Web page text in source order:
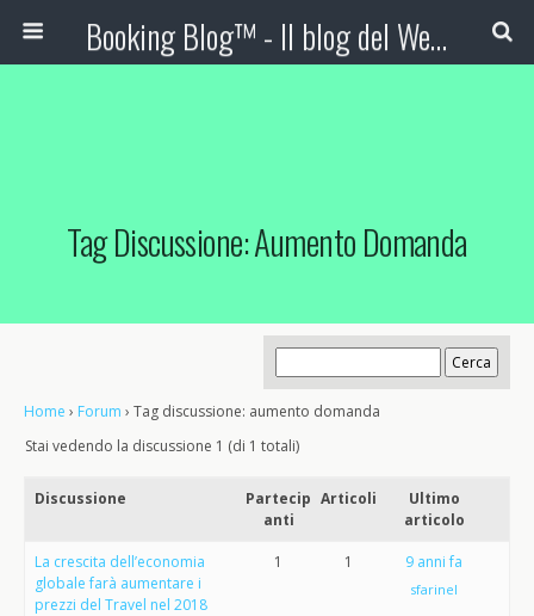
Booking Blog™ - Il blog del Web Marketing Turistico
Tag Discussione: Aumento Domanda
Home › Forum › Tag discussione: aumento domanda
Stai vedendo la discussione 1 (di 1 totali)
Discussione
Partecip
anti
Articoli
Ultimo
articolo
La crescita dell’economia
globale farà aumentare i
prezzi del Travel nel 2018
1 1 9 anni fa
sfarinel